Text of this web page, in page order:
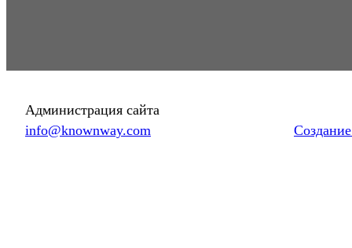
Администрация сайта
info@knownway.com